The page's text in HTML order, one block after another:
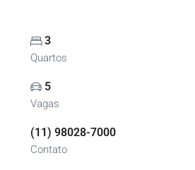
3
Quartos
5
Vagas
(11) 98028-7000
Contato